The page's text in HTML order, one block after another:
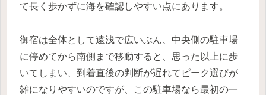
て長く歩かずに海を確認しやすい点にあります。
御宿は全体として遠浅で広いぶん、中央側の駐車場
に停めてから南側まで移動すると、思った以上に歩
いてしまい、到着直後の判断が遅れてピーク選びが
雑になりやすいのですが、この駐車場なら最初の一